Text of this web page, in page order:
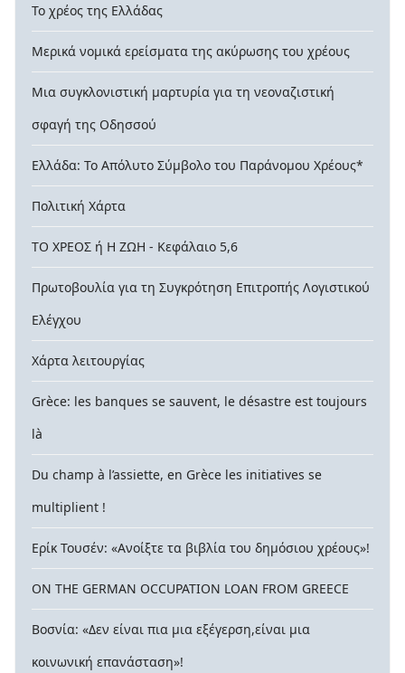
Το χρέος της Ελλάδας
Μερικά νομικά ερείσματα της ακύρωσης του χρέους
Μια συγκλονιστική μαρτυρία για τη νεοναζιστική
σφαγή της Οδησσού
Ελλάδα: Το Απόλυτο Σύμβολο του Παράνομου Χρέους*
Πολιτική Χάρτα
ΤΟ ΧΡΕΟΣ ή Η ΖΩΗ - Κεφάλαιο 5,6
Πρωτοβουλία για τη Συγκρότηση Επιτροπής Λογιστικού
Ελέγχου
Χάρτα λειτουργίας
Grèce: les banques se sauvent, le désastre est toujours
là
Du champ à l’assiette, en Grèce les initiatives se
multiplient !
Ερίκ Τουσέν: «Ανοίξτε τα βιβλία του δημόσιου χρέους»!
ON THE GERMAN OCCUPATION LOAN FROM GREECE
Βοσνία: «Δεν είναι πια μια εξέγερση,είναι μια
κοινωνική επανάσταση»!